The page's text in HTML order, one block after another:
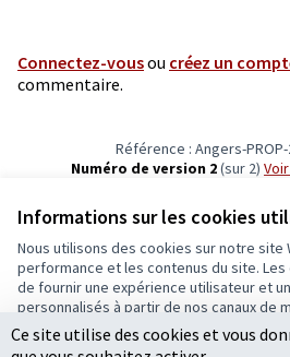
Informations sur les cookies
Nous utilisons des cookies sur notre site
performance et les contenus du site.
de fournir une expérience utilisateur et
personnalisés à partir de nos canaux de
Tout
Connectez-vousou créez un
commentaire.
Référence : Angers-PROP-
Numéro de version 2(sur 2)
Conditions d'utilisation
Paramètres des cookies
Ecrivons Angers sur X
(Lien externe)
Ecrivons Angers sur Facebook
(Lien externe)
Ce site utilise des cookies et vous